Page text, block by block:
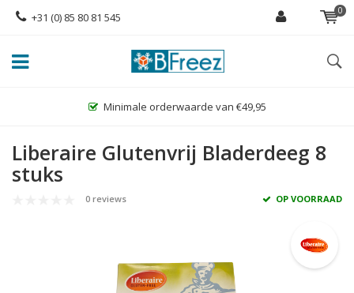
+31 (0) 85 80 81 545 0
orderwaarde van €49,95
Liberaire Glutenvrij Bladerdeeg 8
stuks
0 reviews OP VOORRAAD